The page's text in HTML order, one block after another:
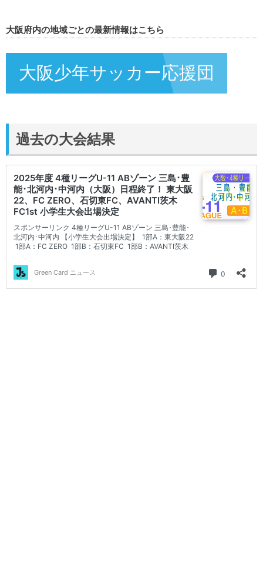
大阪府内の地域ごとの最新情報はこちら
大阪少年サッカー応援団
過去の大会結果